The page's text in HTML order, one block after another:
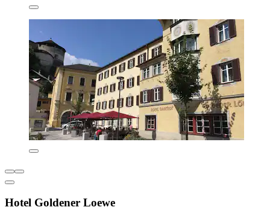
Hotel Goldener Loewe